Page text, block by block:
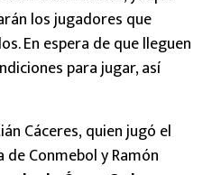
los jugadores que
En espera de que lleguen
para jugar, así
Cáceres, quien jugó el
Conmebol y Ramón